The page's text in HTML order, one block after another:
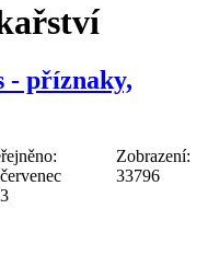
- příznaky,
Zobrazení:
33796